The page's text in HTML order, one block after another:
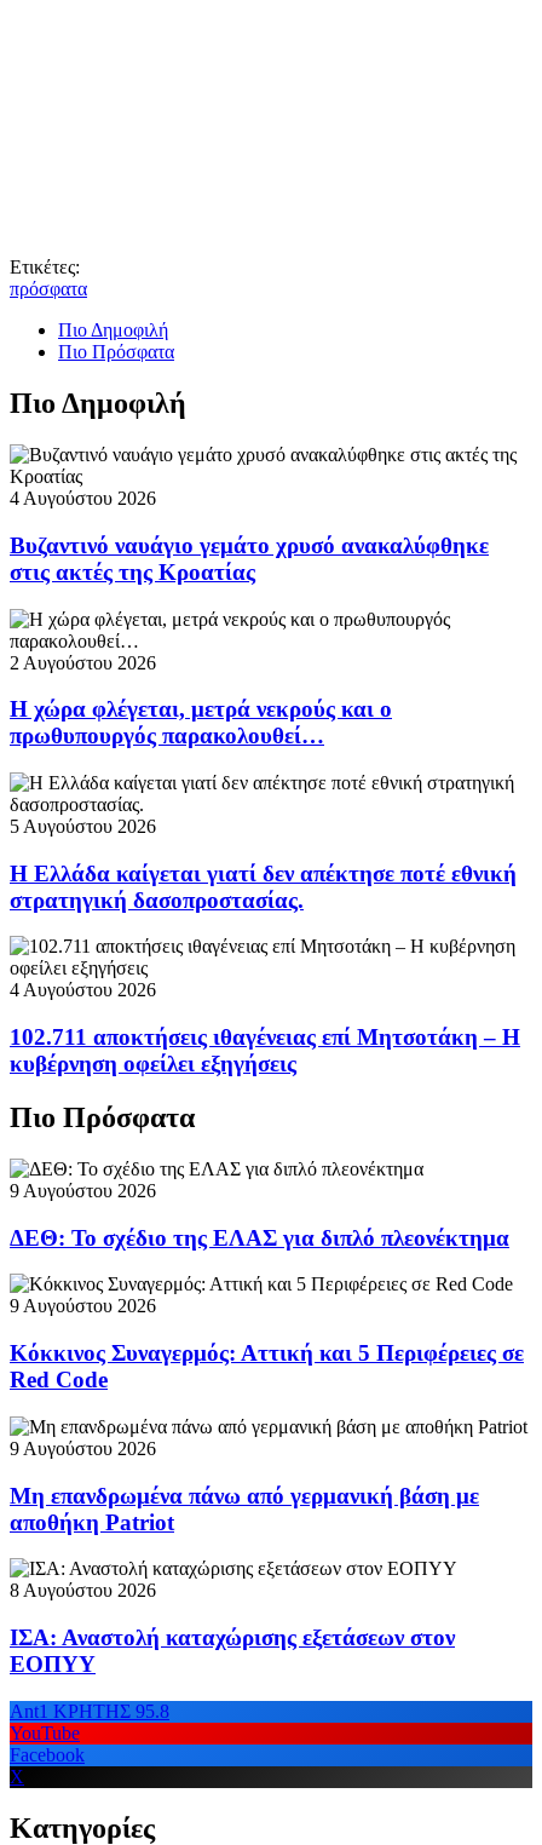
Ετικέτες:
πρόσφατα
Πιο Δημοφιλή
Πιο Πρόσφατα
Πιο Δημοφιλή
4 Αυγούστου 2026
Βυζαντινό ναυάγιο γεμάτο χρυσό ανακαλύφθηκε
στις ακτές της Κροατίας
2 Αυγούστου 2026
Η χώρα φλέγεται, μετρά νεκρούς και ο
πρωθυπουργός παρακολουθεί…
5 Αυγούστου 2026
Η Ελλάδα καίγεται γιατί δεν απέκτησε ποτέ εθνική
στρατηγική δασοπροστασίας.
4 Αυγούστου 2026
102.711 αποκτήσεις ιθαγένειας επί Μητσοτάκη – Η
κυβέρνηση οφείλει εξηγήσεις
Πιο Πρόσφατα
9 Αυγούστου 2026
ΔΕΘ: Το σχέδιο της ΕΛΑΣ για διπλό πλεονέκτημα
9 Αυγούστου 2026
Κόκκινος Συναγερμός: Αττική και 5 Περιφέρειες σε
Red Code
9 Αυγούστου 2026
Μη επανδρωμένα πάνω από γερμανική βάση με
αποθήκη Patriot
8 Αυγούστου 2026
ΙΣΑ: Αναστολή καταχώρισης εξετάσεων στον
ΕΟΠΥΥ
Ant1 ΚΡΗΤΗΣ 95.8
YouTube
Facebook
X
Κατηγορίες